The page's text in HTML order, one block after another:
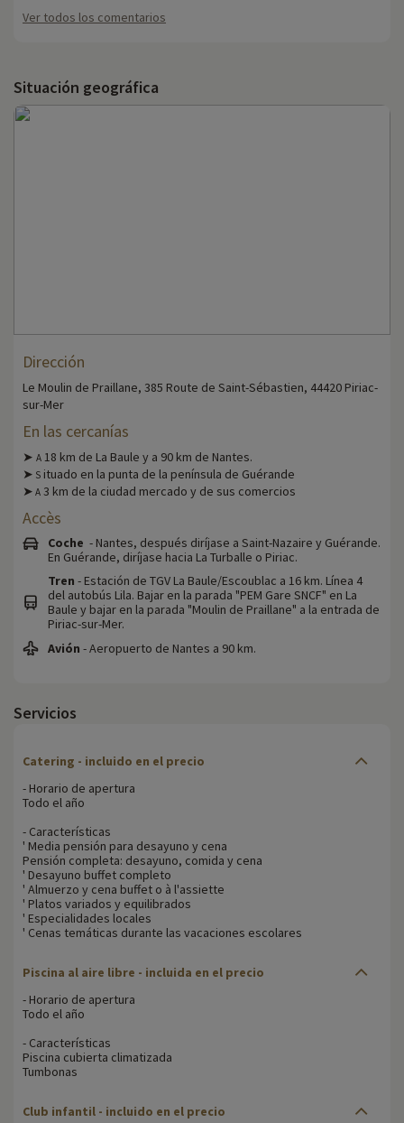
Ver todos los comentarios
Situación geográfica
Dirección
Le Moulin de Praillane, 385 Route de Saint-Sébastien, 44420 Piriac-
sur-Mer
En las cercanías
➤ A 18 km de La Baule y a 90 km de Nantes.
➤ S ituado en la punta de la península de Guérande
➤ A 3 km de la ciudad mercado y de sus comercios
Accès
Coche - Nantes, después diríjase a Saint-Nazaire y Guérande.
En Guérande, diríjase hacia La Turballe o Piriac.
Tren - Estación de TGV La Baule/Escoublac a 16 km. Línea 4
del autobús Lila. Bajar en la parada "PEM Gare SNCF" en La
Baule y bajar en la parada "Moulin de Praillane" a la entrada de
Piriac-sur-Mer.
Avión - Aeropuerto de Nantes a 90 km.
Servicios
Catering - incluido en el precio
- Horario de apertura
Todo el año
- Características
' Media pensión para desayuno y cena
Pensión completa: desayuno, comida y cena
' Desayuno buffet completo
' Almuerzo y cena buffet o à l'assiette
' Platos variados y equilibrados
' Especialidades locales
' Cenas temáticas durante las vacaciones escolares
Piscina al aire libre - incluida en el precio
- Horario de apertura
Todo el año
- Características
Piscina cubierta climatizada
Tumbonas
Club infantil - incluido en el precio